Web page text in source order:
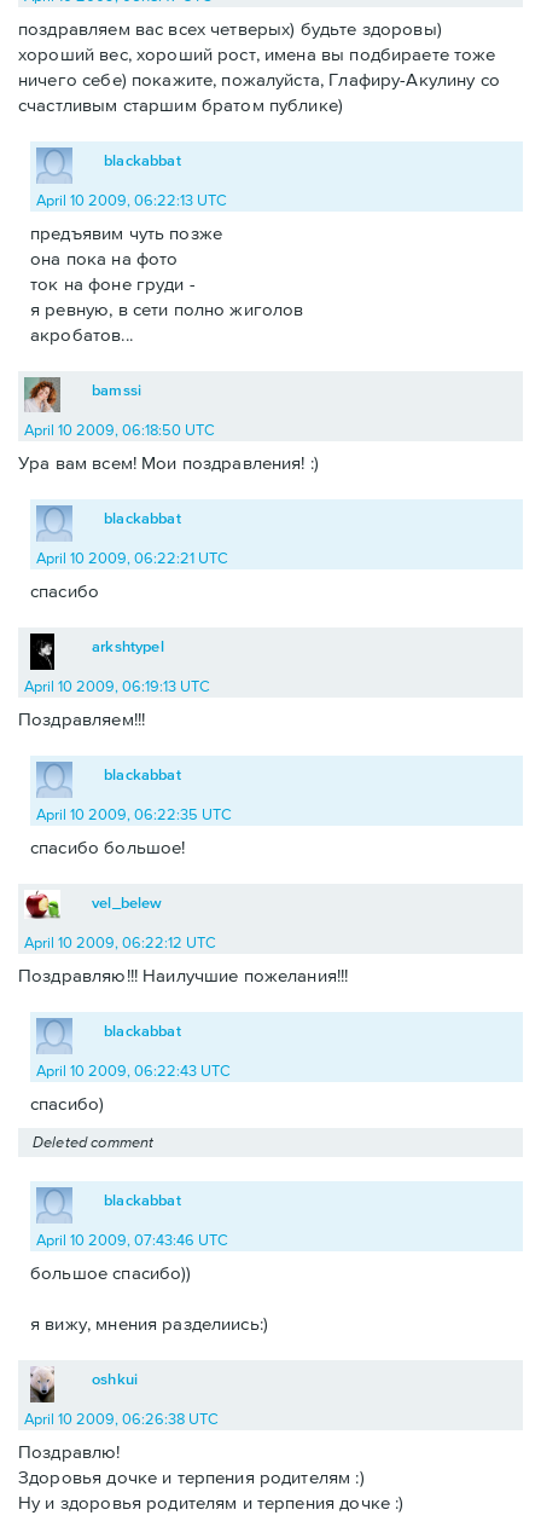
поздравляем вас всех четверых) будьте здоровы)
хороший вес, хороший рост, имена вы подбираете тоже
ничего себе) покажите, пожалуйста, Глафиру-Акулину со
счастливым старшим братом публике)
blackabbat
April 10 2009, 06:22:13 UTC
предъявим чуть позже
она пока на фото
ток на фоне груди -
я ревную, в сети полно жиголов
акробатов...
bamssi
April 10 2009, 06:18:50 UTC
Ура вам всем! Мои поздравления! :)
blackabbat
April 10 2009, 06:22:21 UTC
спасибо
arkshtypel
April 10 2009, 06:19:13 UTC
Поздравляем!!!
blackabbat
April 10 2009, 06:22:35 UTC
спасибо большое!
vel_belew
April 10 2009, 06:22:12 UTC
Поздравляю!!! Наилучшие пожелания!!!
blackabbat
April 10 2009, 06:22:43 UTC
спасибо)
Deleted comment
blackabbat
April 10 2009, 07:43:46 UTC
большое спасибо))
я вижу, мнения разделиись:)
oshkui
April 10 2009, 06:26:38 UTC
Поздравлю!
Здоровья дочке и терпения родителям :)
Ну и здоровья родителям и терпения дочке :)